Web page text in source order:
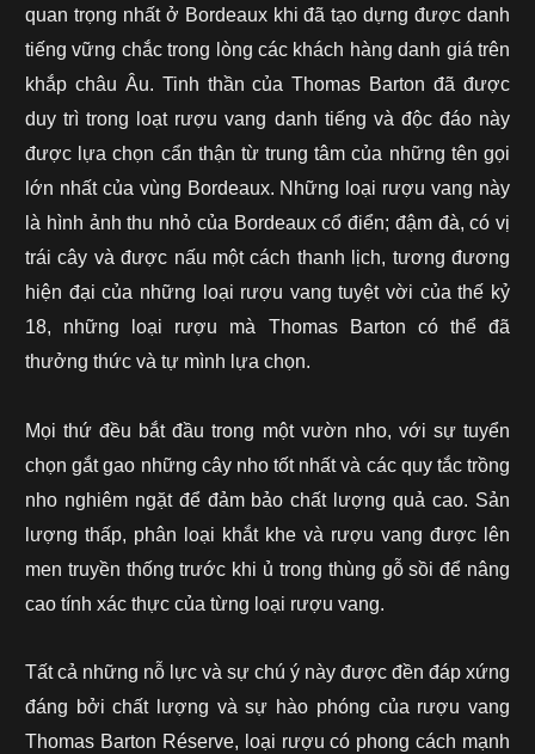
quan trọng nhất ở Bordeaux khi đã tạo dựng được danh
tiếng vững chắc trong lòng các khách hàng danh giá trên
khắp châu Âu. Tinh thần của Thomas Barton đã được
duy trì trong loạt rượu vang danh tiếng và độc đáo này
được lựa chọn cẩn thận từ trung tâm của những tên gọi
lớn nhất của vùng Bordeaux. Những loại rượu vang này
là hình ảnh thu nhỏ của Bordeaux cổ điển; đậm đà, có vị
trái cây và được nấu một cách thanh lịch, tương đương
hiện đại của những loại rượu vang tuyệt vời của thế kỷ
18, những loại rượu mà Thomas Barton có thể đã
thưởng thức và tự mình lựa chọn.
Mọi thứ đều bắt đầu trong một vườn nho, với sự tuyển
chọn gắt gao những cây nho tốt nhất và các quy tắc trồng
nho nghiêm ngặt để đảm bảo chất lượng quả cao. Sản
lượng thấp, phân loại khắt khe và rượu vang được lên
men truyền thống trước khi ủ trong thùng gỗ sồi để nâng
cao tính xác thực của từng loại rượu vang.
Tất cả những nỗ lực và sự chú ý này được đền đáp xứng
đáng bởi chất lượng và sự hào phóng của rượu vang
Thomas Barton Réserve, loại rượu có phong cách mạnh